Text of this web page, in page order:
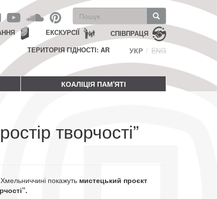
Пошукова
форма
Пошук СПІВПРАЦЯ
ЕКСКУРСІЇ
ТЕРИТОРІЯ ГІДНОСТІ: AR
УКР ENG
КОАЛІЦІЯ ПАМ'ЯТІ
творчості”
покажуть мистецький проєкт